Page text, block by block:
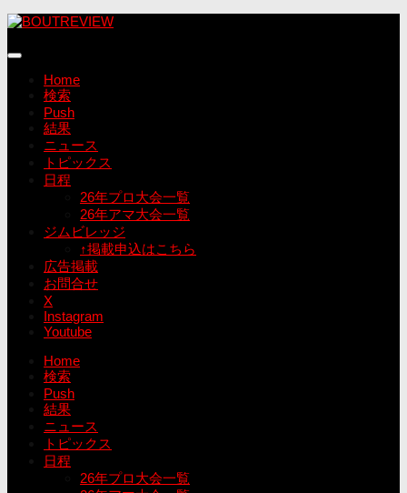
コ
テ
Home
検索
Push
結果
ニュース
トピックス
日程
26年プロ大会一覧
26年アマ大会一覧
ジムビレッジ
↑掲載申込はこちら
広告掲載
お問合せ
X
Instagram
Youtube
Home
検索
Push
結果
ニュース
トピックス
日程
26年プロ大会一覧